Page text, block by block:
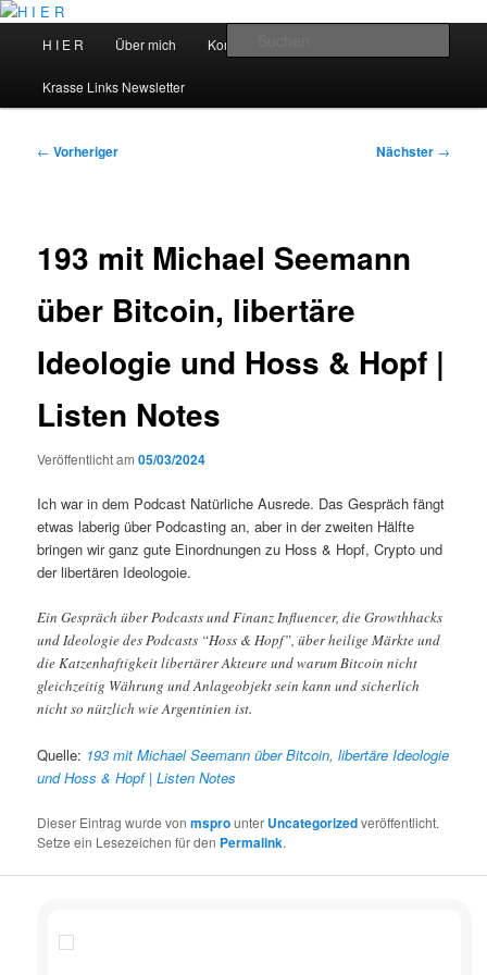
Zum
springenH I E R
H I E R Über mich Kontakt
Krasse Links Newsletter
Beitragsnavigation
← Vorheriger Nächster →
193 mit Michael Seemann
über Bitcoin, libertäre
Ideologie und Hoss & Hopf |
Listen Notes
Veröffentlicht am05/03/2024
Ich war in dem Podcast Natürliche Ausrede. Das Gespräch fängt
etwas laberig über Podcasting an, aber in der zweiten Hälfte
bringen wir ganz gute Einordnungen zu Hoss & Hopf, Crypto und
der libertären Ideologoie.
Ein Gespräch über Podcasts und Finanz Influencer, die Growthhacks
und Ideologie des Podcasts “Hoss & Hopf”, über heilige Märkte und
die Katzenhaftigkeit libertärer Akteure und warum Bitcoin nicht
gleichzeitig Währung und Anlageobjekt sein kann und sicherlich
nicht so nützlich wie Argentinien ist.
Quelle: 193 mit Michael Seemann über Bitcoin, libertäre Ideologie
und Hoss & Hopf | Listen Notes
Dieser Eintrag wurde vonmsprounter Uncategorizedveröffentlicht.
Setze ein Lesezeichen für den Permalink.